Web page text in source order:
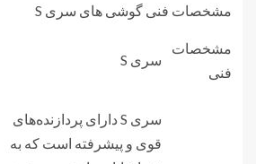
مشخصات فنی گوشی های سری S
مشخصات
فنی
سری S
سری S دارای پردازنده‌های
قوی و پیشرفته است که به